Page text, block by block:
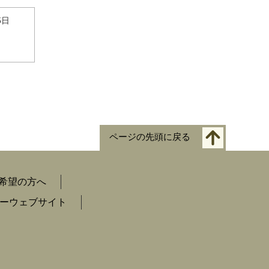
ページの先頭に戻る
望の方へ
ウェブサイト